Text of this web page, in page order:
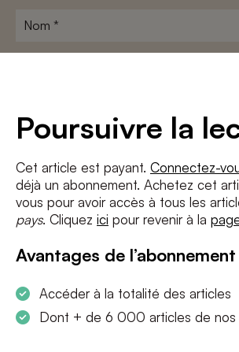
Poursuivre la
Cet article est payant. Connectez-
déjà un abonnement. Achetez cet
vous pour avoir accès à tous les
pays. Cliquez ici pour revenir à la
Avantages de l’abonnement
Accéder à la totalité des articles
Dont + de 6 000 articles de nos
Nom
J'accepte les termes et conditions etla politique
S'INSCRIRE